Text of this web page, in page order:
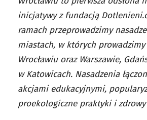
inicjatywy z fundacją
ramach przeprowadzimy
miastach, w których
Wrocławiu oraz Warszawie,
w Katowicach. Nasadzenia
akcjami edukacyjnymi,
proekologiczne praktyki i